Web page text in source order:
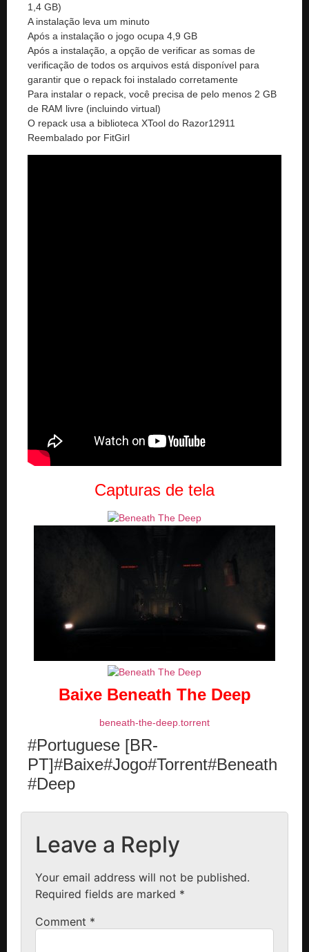
1,4 GB)
A instalação leva um minuto
Após a instalação o jogo ocupa 4,9 GB
Após a instalação, a opção de verificar as somas de
verificação de todos os arquivos está disponível para
garantir que o repack foi instalado corretamente
Para instalar o repack, você precisa de pelo menos 2 GB
de RAM livre (incluindo virtual)
O repack usa a biblioteca XTool do Razor12911
Reembalado por FitGirl
Capturas de tela
Baixe Beneath The Deep
beneath-the-deep.torrent
#Portuguese [BR-
PT]#Baixe#Jogo#Torrent#Beneath
#Deep
Leave a Reply
Your email address will not be published.
Required fields are marked *
Comment *